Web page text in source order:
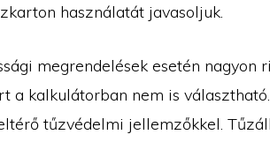
használatát javasoljuk.
megrendelések esetén nagyon
a kalkulátorban nem is
tűzvédelmi jellemzőkkel.